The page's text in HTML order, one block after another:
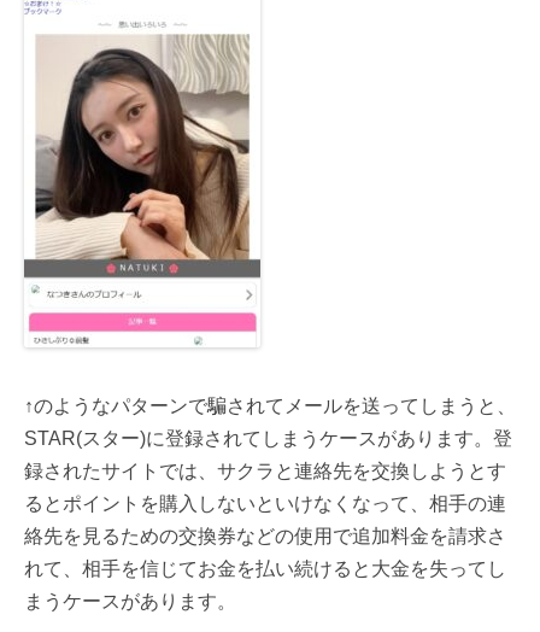
↑のようなパターンで騙されてメールを送ってしまうと、
STAR(スター)に登録されてしまうケースがあります。登
録されたサイトでは、サクラと連絡先を交換しようとす
るとポイントを購入しないといけなくなって、相手の連
絡先を見るための交換券などの使用で追加料金を請求さ
れて、相手を信じてお金を払い続けると大金を失ってし
まうケースがあります。